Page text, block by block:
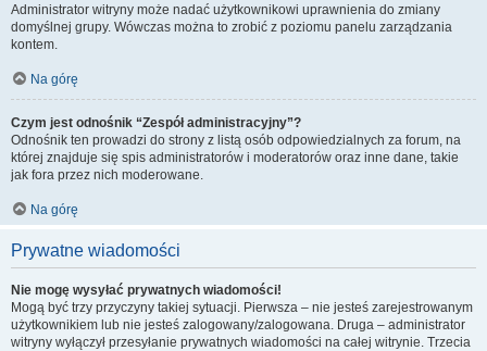
Administrator witryny może nadać użytkownikowi uprawnienia do zmiany
domyślnej grupy. Wówczas można to zrobić z poziomu panelu zarządzania
kontem.
Na górę
Czym jest odnośnik “Zespół administracyjny”?
Odnośnik ten prowadzi do strony z listą osób odpowiedzialnych za forum, na
której znajduje się spis administratorów i moderatorów oraz inne dane, takie
jak fora przez nich moderowane.
Na górę
Prywatne wiadomości
Nie mogę wysyłać prywatnych wiadomości!
Mogą być trzy przyczyny takiej sytuacji. Pierwsza – nie jesteś zarejestrowanym
użytkownikiem lub nie jesteś zalogowany/zalogowana. Druga – administrator
witryny wyłączył przesyłanie prywatnych wiadomości na całej witrynie. Trzecia